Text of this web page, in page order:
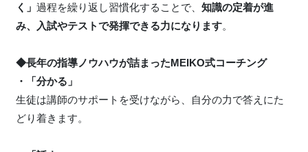
く」 過程を繰り返し習慣化することで、 知識の定着が進
み、入試やテストで発揮できる力になります。
◆長年の指導ノウハウが詰まったMEIKO式コーチング
・「分かる」
生徒は講師のサポートを受けながら、自分の力で答えにた
どり着きます。